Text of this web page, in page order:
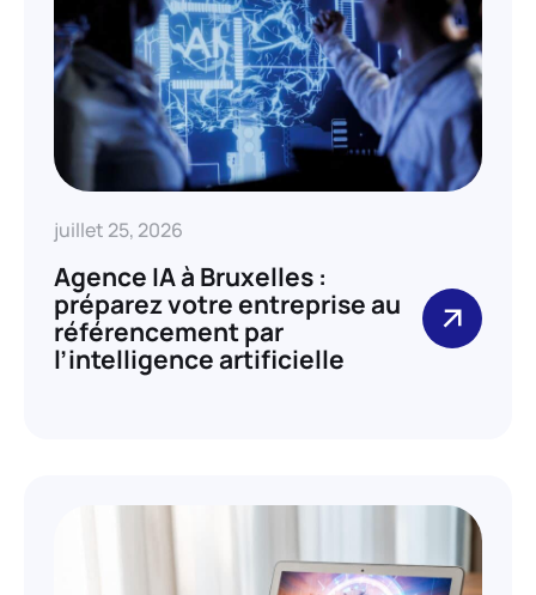
juillet 25, 2026
Agence IA à Bruxelles :
préparez votre entreprise au
référencement par
l’intelligence artificielle